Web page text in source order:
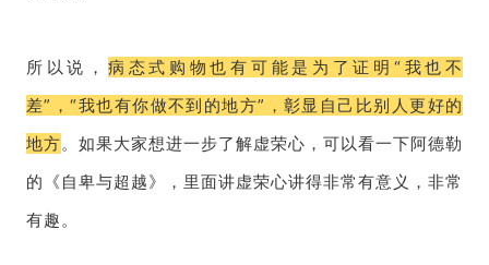
所以说， 病态式购物也有可能是为了证明“我也不
差”，“我也有你做不到的地方”，彰显自己比别人更好的
地方。如果大家想进一步了解虚荣心，可以看一下阿德勒
的《自卑与超越》，里面讲虚荣心讲得非常有意义，非常
有趣。